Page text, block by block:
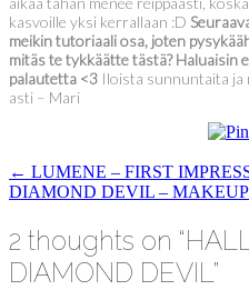
kasvoille yksi kerrallaan :D
meikin tutoriaali osa, joten
mitäs te tykkäätte tästä? Haluaisin
palautetta <3 Iloista sunnuntaita ja
asti – Mari
POST
← LUMENE – FIRST
DIAMOND DEVIL –
2 thoughts on “
DIAMOND DEVIL”